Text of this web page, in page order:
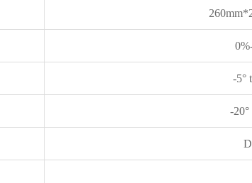
-5°
-20°